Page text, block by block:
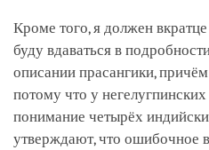
Кроме того, я должен
буду вдаваться в
описании прасангики, причём
потому что у
понимание четырёх
утверждают, что ошибочное